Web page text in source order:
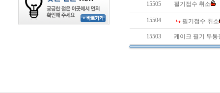
15505 필기접수 취소
15504 필기접수 취소
15503 케이크 필기 무